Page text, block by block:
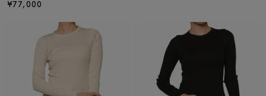
¥77,000